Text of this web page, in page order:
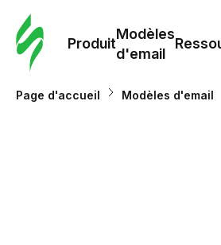
Produit
Modèles
d'email
Page d'accueil Modèles d'email